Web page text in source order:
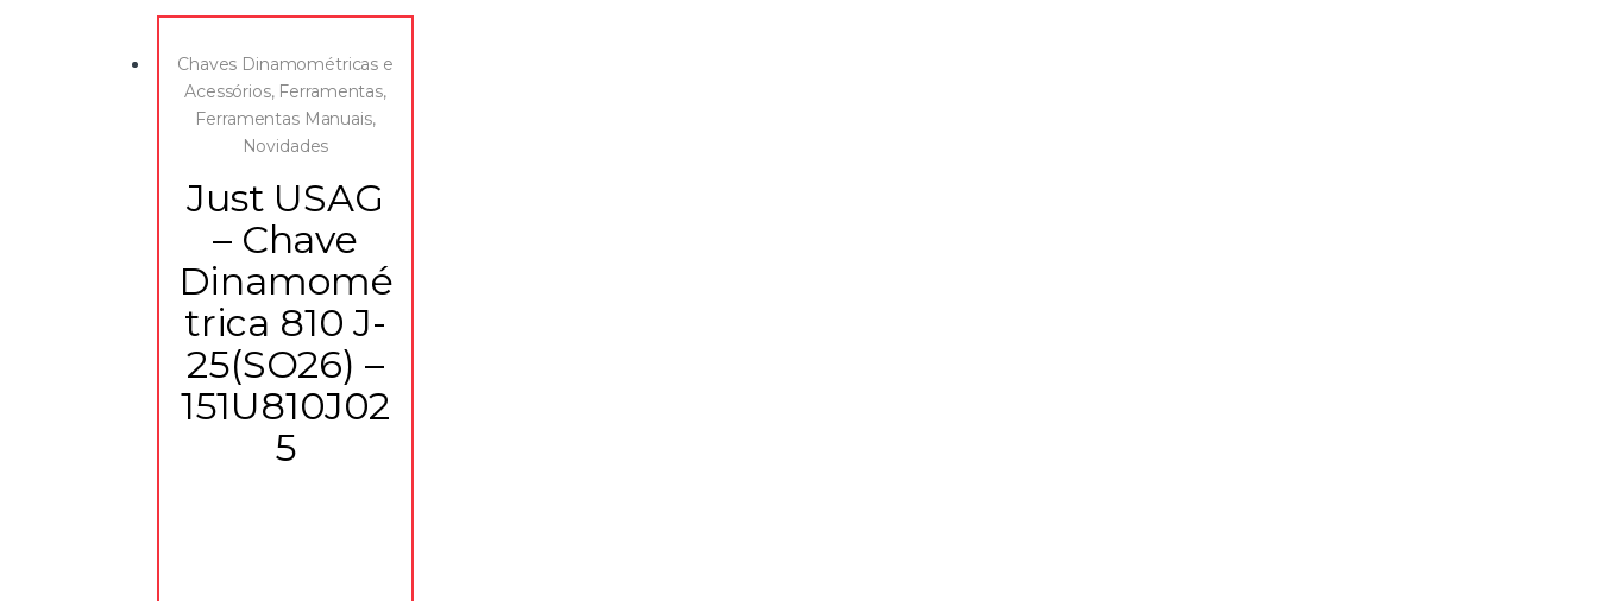
Chaves Dinamométricas e
Acessórios, Ferramentas,
Ferramentas Manuais,
Novidades
Just USAG
– Chave
Dinamomé
trica 810 J-
25(SO26) –
151U810J02
5